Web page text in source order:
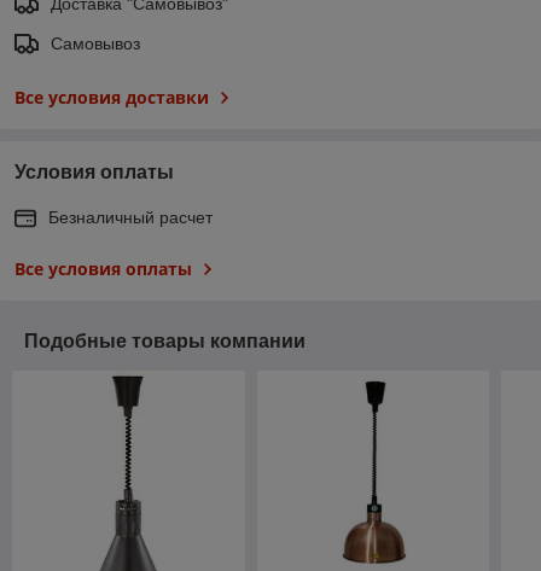
Самовывоз
Все условия доставки
Условия оплаты
Безналичный расчет
Все условия оплаты
Подобные товары компании